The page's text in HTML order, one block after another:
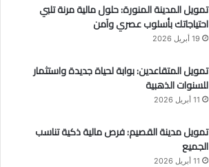
تمويل المدينة المنورة: حلول مالية مرنة تلبي
احتياجاتك بأسلوب عصري وآمن
19 أبريل 2026
تمويل المتقاعدين: بوابة لحياة جديدة واستثمار
للسنوات الذهبية
11 أبريل 2026
تمويل مدينة القصيم: فرص مالية ذكية تناسب
الجميع
11 أبريل 2026